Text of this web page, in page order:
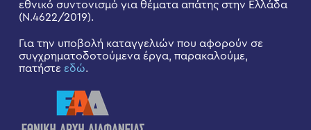
εθνικό συντονισμό για θέματα απάτης στην Ελλάδα
(Ν.4622/2019).
Για την υποβολή καταγγελιών που αφορούν σε
συγχρηματοδοτούμενα έργα, παρακαλούμε,
πατήστε εδώ.